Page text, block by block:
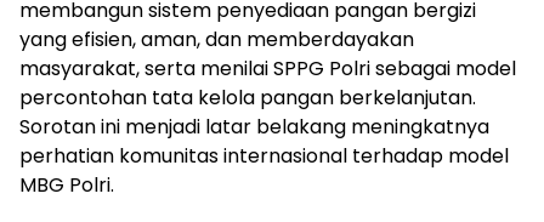
membangun sistem penyediaan pangan bergizi
yang efisien, aman, dan memberdayakan
masyarakat, serta menilai SPPG Polri sebagai model
percontohan tata kelola pangan berkelanjutan.
Sorotan ini menjadi latar belakang meningkatnya
perhatian komunitas internasional terhadap model
MBG Polri.